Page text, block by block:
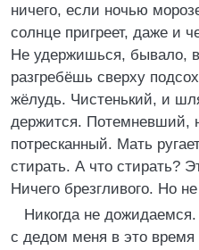
ничего, если ночью
солнце пригреет, даже и
Не удержишься, бывало,
разгребёшь сверху
жёлудь. Чистенький, и
держится. Потемневший,
потресканный. Мать
стирать. А что стирать?
Ничего брезгливого. Но
Никогда не
с дедом меня в это время